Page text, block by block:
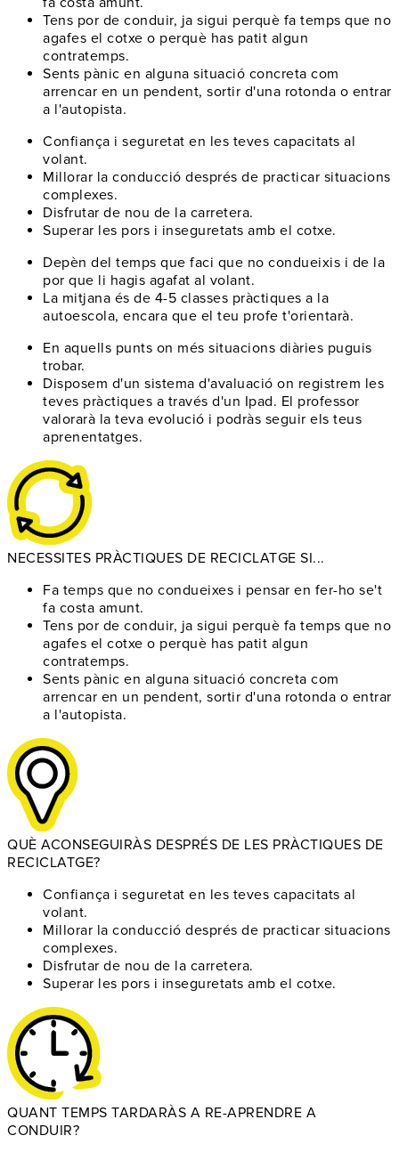
Tens por de conduir, ja sigui perquè fa temps que no
agafes el cotxe o perquè has patit algun
contratemps.
Sents pànic en alguna situació concreta com
arrencar en un pendent, sortir d'una rotonda o entrar
a l'autopista.
Confiança i seguretat en les teves capacitats al
volant.
Millorar la conducció després de practicar situacions
complexes.
Disfrutar de nou de la carretera.
Superar les pors i inseguretats amb el cotxe.
Depèn del temps que faci que no condueixis i de la
por que li hagis agafat al volant.
La mitjana és de 4-5 classes pràctiques a la
autoescola, encara que el teu profe t'orientarà.
En aquells punts on més situacions diàries puguis
trobar.
Disposem d'un sistema d'avaluació on registrem les
teves pràctiques a través d'un Ipad. El professor
valorarà la teva evolució i podràs seguir els teus
aprenentatges.
NECESSITES PRÀCTIQUES DE RECICLATGE SI...
Fa temps que no condueixes i pensar en fer-ho se't
fa costa amunt.
Tens por de conduir, ja sigui perquè fa temps que no
agafes el cotxe o perquè has patit algun
contratemps.
Sents pànic en alguna situació concreta com
arrencar en un pendent, sortir d'una rotonda o entrar
a l'autopista.
QUÈ ACONSEGUIRÀS DESPRÉS DE LES PRÀCTIQUES DE
RECICLATGE?
Confiança i seguretat en les teves capacitats al
volant.
Millorar la conducció després de practicar situacions
complexes.
Disfrutar de nou de la carretera.
Superar les pors i inseguretats amb el cotxe.
QUANT TEMPS TARDARÀS A RE-APRENDRE A
CONDUIR?